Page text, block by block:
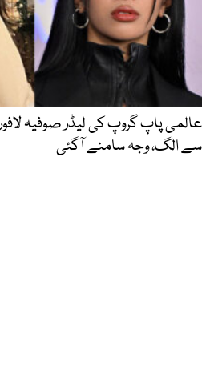
عالمی پاپ گروپ کی لیڈر صوفیہ
سے الگ، وجہ سامنے آگئی